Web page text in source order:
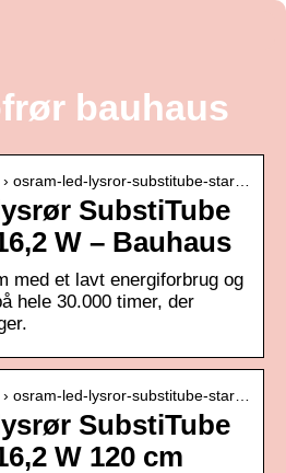
bauhaus
osram-led-lysror-substitube-star…
SubstiTube
W – Bauhaus
med et lavt energiforbrug og
hele 30.000 timer, der
osram-led-lysror-substitube-star…
SubstiTube
W 120 cm